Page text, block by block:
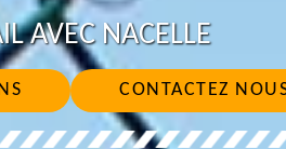
AVEC NACELLE
CONTACTEZ